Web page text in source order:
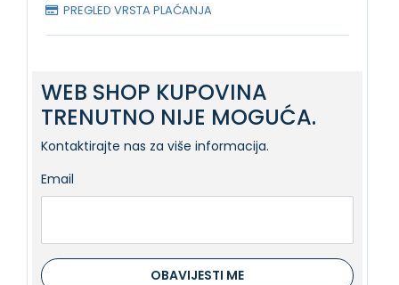
PREGLED VRSTA PLAĆANJA
WEB SHOP KUPOVINA
TRENUTNO NIJE MOGUĆA.
Kontaktirajte nas za više informacija.
Email
OBAVIJESTI ME